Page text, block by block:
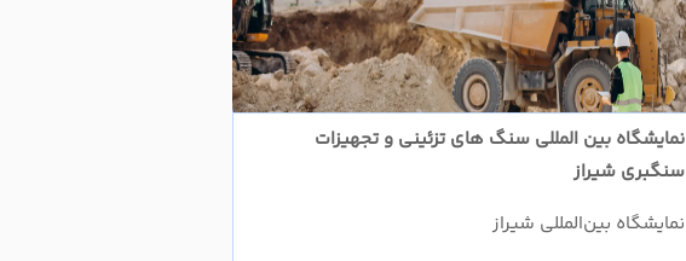
نمایشگاه بین المللی سنگ های تزئینی و تجهیزات
سنگبری شیراز
نمایشگاه بین‌المللی شیراز